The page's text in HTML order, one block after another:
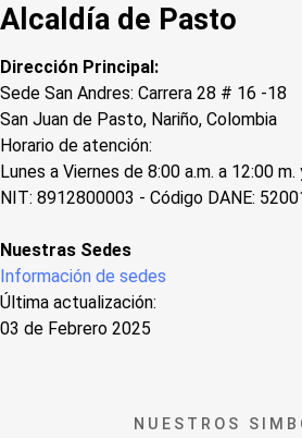
Alcaldía de Pasto
Dirección Principal:
Sede San Andres: Carrera 28 # 16 -18
San Juan de Pasto, Nariño, Colombia
Horario de atención:
Lunes a Viernes de 8:00 a.m. a 12:00 m.
NIT: 8912800003 - Código DANE:
Nuestras Sedes
Información de sedes
Última actualización:
03 de Febrero 2025
NUESTROS